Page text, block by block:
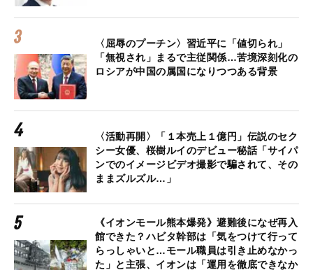
〈屈辱のプーチン〉習近平に「値切られ」
「無視され」まるで主従関係…苦境深刻化の
ロシアが中国の属国になりつつある背景
〈活動再開〉「１本売上１億円」伝説のセク
シー女優、桜樹ルイのデビュー秘話「サイパ
ンでのイメージビデオ撮影で騙されて、その
ままズルズル…」
《イオンモール熊本爆発》避難後になぜ再入
館できた？ハビタ幹部は「気をつけて行って
らっしゃいと…モール職員は引き止めなかっ
た」と主張、イオンは「運用を徹底できなか